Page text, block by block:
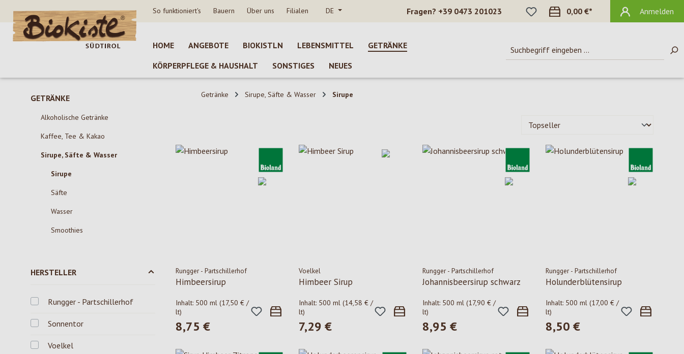
Hauptinhalt springen
Zur Suche springen
Zur Hauptnavigation springen So funktioniert's Bauern Über uns Filialen DE Fragen? +39 0473 201023
DU HAST 0 PRODUKTE AUF DEM
0,00 €* Anmelden
HOME ANGEBOTE BIOKISTLN LEBENSMITTEL
GETRÄNKE
KÖRPERPFLEGE & HAUSHALT
SONSTIGES NEUES
GETRÄNKE
Alkoholische Getränke
Kaffee, Tee & Kakao
Sirupe, Säfte & Wasser
Sirupe
Säfte
Wasser
Smoothies
HERSTELLER
Rungger - Partschillerhof
Sonnentor
Voelkel
Getränke Sirupe, Säfte & Wasser Sirupe
Rungger - Partschillerhof
Himbeersirup
Inhalt: 500 ml (17,50 € /
lt)
Regulärer Preis:
8,75 €
Voelkel
Himbeer Sirup
Inhalt: 500 ml(14,58 € /
lt)
Regulärer Preis:
7,29 €
Rungger - Partschillerhof
Johannisbeersirup schwarz
Inhalt: 500 ml (17,90 € /
lt)
Regulärer Preis:
8,95 €
Rungger - Partschillerhof
Holunderblütensirup
Inhalt: 500 ml (17,00 € /
lt)
Regulärer Preis:
8,50 €